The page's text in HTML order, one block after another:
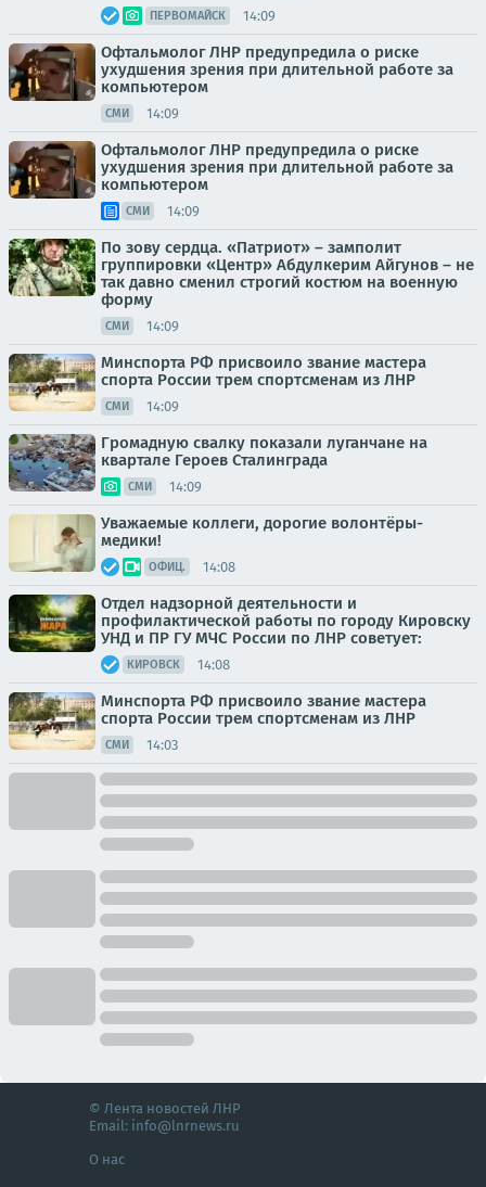
ПЕРВОМАЙСК 14:09
Офтальмолог ЛНР предупредила о риске
ухудшения зрения при длительной работе за
компьютером
СМИ 14:09
Офтальмолог ЛНР предупредила о риске
ухудшения зрения при длительной работе за
компьютером
СМИ 14:09
По зову сердца. «Патриот» – замполит
группировки «Центр» Абдулкерим Айгунов – не
так давно сменил строгий костюм на военную
форму
СМИ 14:09
Минспорта РФ присвоило звание мастера
спорта России трем спортсменам из ЛНР
СМИ 14:09
Громадную свалку показали луганчане на
квартале Героев Сталинграда
СМИ 14:09
Уважаемые коллеги, дорогие волонтёры-
медики!
ОФИЦ. 14:08
Отдел надзорной деятельности и
профилактической работы по городу Кировску
УНД и ПР ГУ МЧС России по ЛНР советует:
КИРОВСК 14:08
Минспорта РФ присвоило звание мастера
спорта России трем спортсменам из ЛНР
СМИ 14:03
© Лента новостей ЛНР
Email: info@lnrnews.ru
О нас